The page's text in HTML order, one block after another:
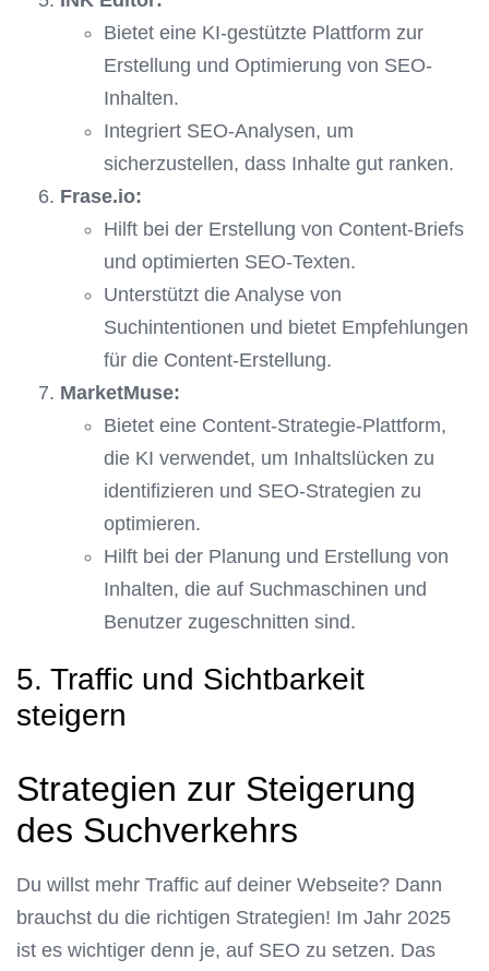
Bietet eine KI-gestützte Plattform zur
Erstellung und Optimierung von SEO-
Inhalten.
Integriert SEO-Analysen, um
sicherzustellen, dass Inhalte gut ranken.
Frase.io:
Hilft bei der Erstellung von Content-Briefs
und optimierten SEO-Texten.
Unterstützt die Analyse von
Suchintentionen und bietet Empfehlungen
für die Content-Erstellung.
MarketMuse:
Bietet eine Content-Strategie-Plattform,
die KI verwendet, um Inhaltslücken zu
identifizieren und SEO-Strategien zu
optimieren.
Hilft bei der Planung und Erstellung von
Inhalten, die auf Suchmaschinen und
Benutzer zugeschnitten sind.
5. Traffic und Sichtbarkeit
steigern
Strategien zur Steigerung
des Suchverkehrs
Du willst mehr Traffic auf deiner Webseite? Dann
brauchst du die richtigen Strategien! Im Jahr 2025
ist es wichtiger denn je, auf SEO zu setzen. Das